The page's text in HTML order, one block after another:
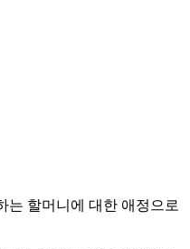
는 할머니에 대한 애정으로